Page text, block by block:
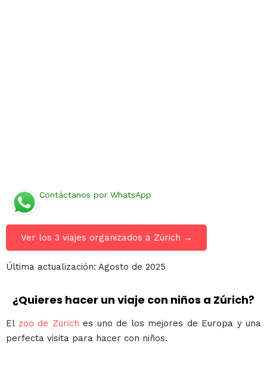
Contáctanos por WhatsApp
Ver los 3 viajes organizados a Zúrich →
Última actualización: Agosto de 2025
¿Quieres hacer un viaje con niños a Zúrich?
El zoo de Zúrich es uno de los mejores de Europa y una
perfecta visita para hacer con niños.